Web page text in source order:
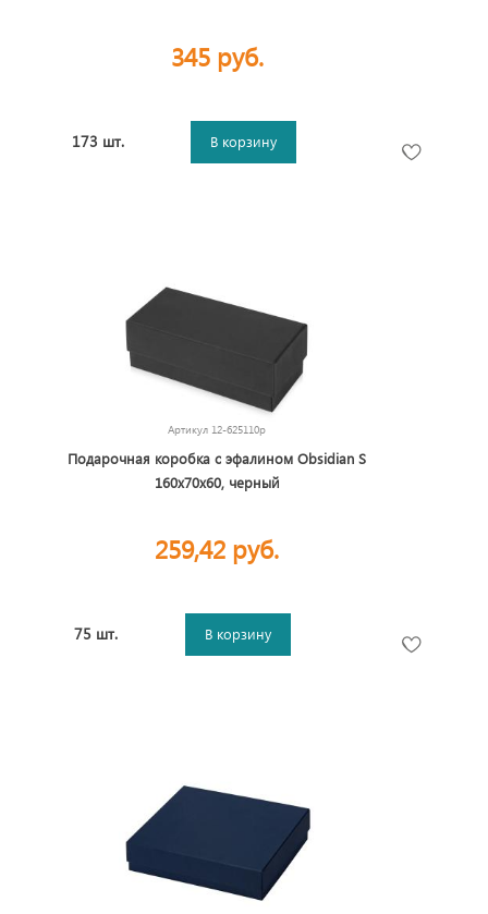
345 руб.
173 шт. В корзину
Артикул 12-625110p
Подарочная коробка с эфалином Obsidian S
160х70х60, черный
259,42 руб.
75 шт. В корзину